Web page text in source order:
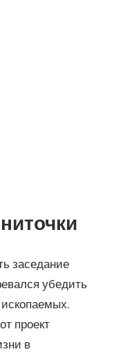
заседание
убедить
проект
в